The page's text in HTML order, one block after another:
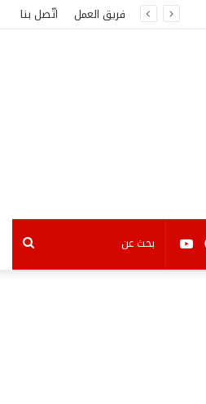
فريق العمل اتّصل بنا
بحث يوتيوبفيسبوك